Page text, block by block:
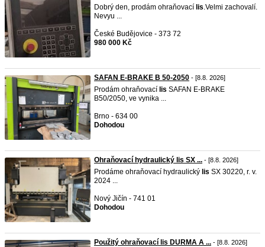
Dobrý den, prodám ohraňovací lis.Velmi zachovalí.
Nevyu ...
České Budějovice - 373 72
980 000 Kč
SAFAN E-BRAKE B 50-2050 - [8.8. 2026]
Prodám ohraňovací lis SAFAN E-BRAKE
B50/2050, ve vynika ...
Brno - 634 00
Dohodou
Ohraňovací hydraulický lis SX ... - [8.8. 2026]
Prodáme ohraňovací hydraulický lis SX 30220, r. v.
2024 ...
Nový Jičín - 741 01
Dohodou
Použitý ohraňovací lis DURMA A ... - [8.8. 2026]